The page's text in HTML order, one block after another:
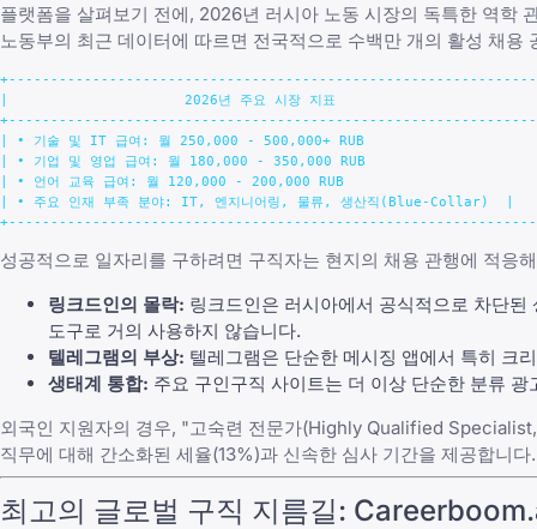
플랫폼을 살펴보기 전에, 2026년 러시아 노동 시장의 독특한 역학
노동부의 최근 데이터에 따르면 전국적으로 수백만 개의 활성 채
|                     2026년 주요 시장 지표
| • 기술 및 IT 급여: 월 250,000 - 500,000+ RUB
| • 기업 및 영업 급여: 월 180,000 - 350,000 RUB
| • 언어 교육 급여: 월 120,000 - 200,000 RUB
| • 주요 인재 부족 분야: IT, 엔지니어링, 물류, 생산직(Blue-Collar)  |
성공적으로 일자리를 구하려면 구직자는 현지의 채용 관행에 적응
링크드인의 몰락: 링크드인은 러시아에서 공식적으로 차단
도구로 거의 사용하지 않습니다.
텔레그램의 부상: 텔레그램은 단순한 메시징 앱에서 특히 크
생태계 통합: 주요 구인구직 사이트는 더 이상 단순한 분류
외국인 지원자의 경우, "고숙련 전문가(Highly Qualified
직무에 대해 간소화된 세율(13%)과 신속한 심사 기간을 제공합니다.
최고의 글로벌 구직 지름길: